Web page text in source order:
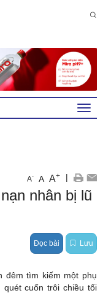
A- A A+ |
nhân bị lũ
Đọc bài Lưu
đêm tìm kiếm một phụ
cuốn trôi chiều tối